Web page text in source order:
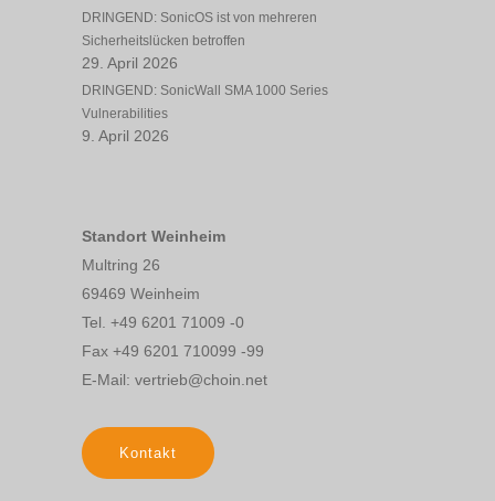
DRINGEND: SonicOS ist von mehreren
Sicherheitslücken betroffen
29. April 2026
DRINGEND: SonicWall SMA 1000 Series
Vulnerabilities
9. April 2026
Standort Weinheim
Multring 26
69469 Weinheim
Tel. +49 6201 71009 -0
Fax +49 6201 710099 -99
E-Mail: vertrieb@choin.net
Kontakt